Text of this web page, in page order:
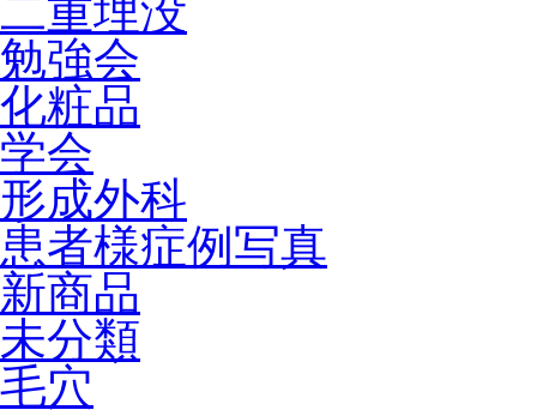
二重埋没
勉強会
化粧品
学会
形成外科
患者様症例写真
新商品
未分類
毛穴